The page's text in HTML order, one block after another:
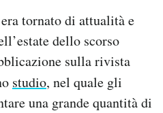
tornato di attualità e
dello scorso
sulla rivista
studio, nel quale gli
una grande quantità di